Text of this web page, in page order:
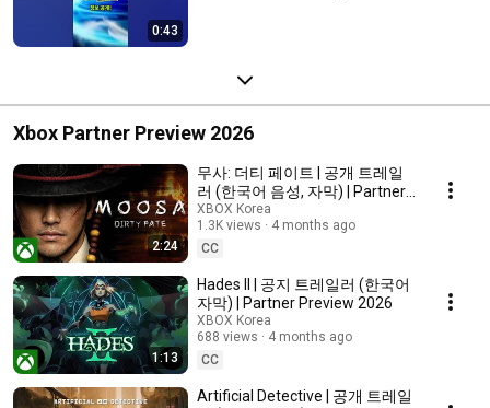
0:43
Xbox Partner Preview 2026
2:24
무사: 더티 페이트 | 공개 트레일
러 (한국어 음성, 자막) | Partner
Preview 2026
XBOX Korea
1.3K views
4 months ago
CC
1:13
Hades II | 공지 트레일러 (한국어
자막) | Partner Preview 2026
XBOX Korea
688 views
4 months ago
CC
Artificial Detective | 공개 트레일